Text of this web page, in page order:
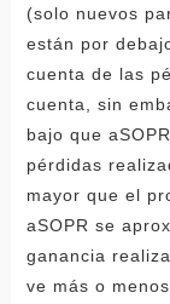
(solo nuevos
están por
cuenta de las
cuenta, sin
bajo que
pérdidas
mayor que el
aSOPR se
ganancia
ve más o